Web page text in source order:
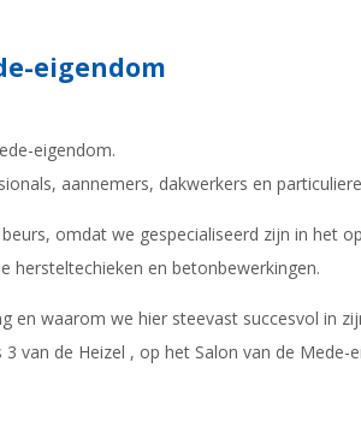
eigendom
eigendom.
aannemers, dakwerkers en
omdat we gespecialiseerd zijn in het
hersteltechieken en betonbewerkingen.
en waarom we hier steevast succesvol in
van de Heizel , op het Salon van de